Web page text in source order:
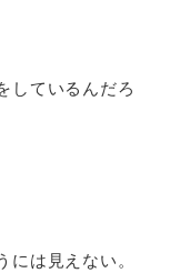
しているんだろ
は見えない。